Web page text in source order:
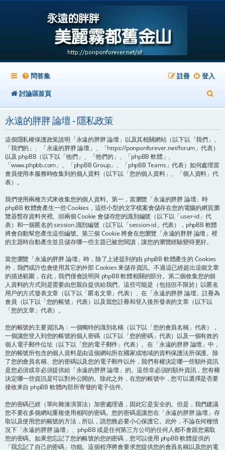
問答集 登入
註冊
討論區首頁
尋
永遠的胖胖 論壇 - 隱私政策
這個隱私權保護政策說明「永遠的胖胖 論壇」以及其相關網站（以下以「我們」、
「我們的」、「永遠的胖胖 論壇」、「https://ponponforever.net/forum」代表）
以及 phpBB（以下以「他們」、「他們的」、「phpBB 軟體」、
「www.phpbb.com」、「phpBB Group」、「phpBB Teams」代表）如何處理當
會員使用本服務時收集到的個人資料（以下以「您的個人資料」、「個人資料」代
表）。
我們使用兩種方式來收集您的個人資料。第一，當瀏覽「永遠的胖胖 論壇」時
phpBB 軟體會產生一些 Cookies，這些小型的文字檔案會儲存在您的電腦的網頁瀏
覽器暫存資料夾裡。頭兩個 Cookie 會儲存您的識別編號（以下以「user-id」代
表）和一個匿名的 session 識別編號（以下以「session-id」代表），phpBB 軟體
將會自動幫您產生這些編號。第三個 Cookie 將會在您瀏覽「永遠的胖胖 論壇」裡
的主題時自動產生並且儲存哪一些主題已被您閱讀，讓您的瀏覽經驗變得更好。
當您瀏覽「永遠的胖胖 論壇」時，除了上述提到的由 phpBB 軟體產生的 Cookies
外，我們或許也會使用其它的外部 Cookies 來儲存資訊。不過這已經超出這個文章
的描述範圍，在此，我們僅會說明與 phpBB 軟體相關的部分。第二個收集您的個
人資料的方式則是需要由您親自提供給我們。這些可能是（包括但不限於）以匿名
用戶的方式發表文章（以下以「匿名文章」代表）、在「永遠的胖胖 論壇」註冊為
會員（以下以「您的帳號」代表）以及當您註冊和登入後所發表的文章（以下以
「您的文章」代表）。
您的帳號的主要資訊為：一個獨特的識別名稱（以下以「您的會員名稱」代表），
一個讓您登入到您的帳號的個人密碼（以下以「您的密碼」代表）以及一個有效的
個人電子郵件位址（以下以「您的電子郵件」代表）。在「永遠的胖胖 論壇」中，
您的帳號所包含的個人資料是由這個網站所在國家或地域的資料保護法所保護。除
了您的會員名稱、您的密碼以及您的電子郵件以外，我們有權決定哪一些額外資訊
是您必須或非必須提供給「永遠的胖胖 論壇」的。這些非必須的額外資訊，您有權
決定哪一些資訊是可以對外公開的。除此之外，在您的帳號中，您可以選擇是否要
接收來自 phpBB 軟體內部所寄發的電子信件。
您的密碼已經（單向雜湊演算法）加密處理過，因此它是安全的。但是，我們建議
您不要在多個網站重複使用相同的密碼。您的密碼是讓您在「永遠的胖胖 論壇」存
取以及使用您的帳號的方法，所以，請您務必要小心保護它。此外，不論在何種情
況下「永遠的胖胖 論壇」、phpBB 或是任何第三方公司的任何人都不會跟您索取
您的密碼。如果您忘記了您的帳號的您的密碼，您可以使用 phpBB 軟體提供的
「我忘記了自己的密碼」功能。這個程序將會要求您提供您的會員名稱以及您的電